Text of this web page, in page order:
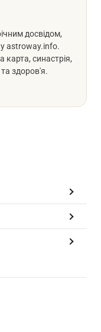
досвідом,
astroway.info.
карта, синастрія,
здоров'я.